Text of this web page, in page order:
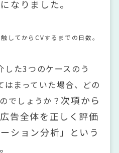
なりました。
してからCVするまでの日数。
した3つのケースのう
はまっていた場合、どの
でしょうか？次項から
告全体を正しく評価
ション分析」という